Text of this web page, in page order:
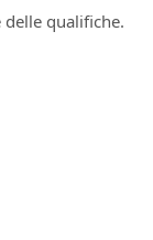
qualifiche.